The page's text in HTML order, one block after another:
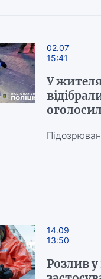
02.07
15:41
У
14.09
13:50
Розлив